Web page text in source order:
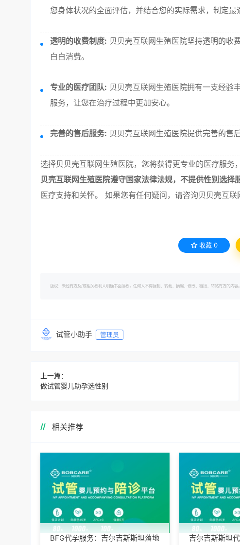
您身体状况的全面评估，并结合您的实际需求，制定最
透明的收费制度: 贝贝壳互联网生殖医院坚持透明的收
白白消费。
专业的医疗团队: 贝贝壳互联网生殖医院拥有一支经验
服务，让您在治疗过程中更加安心。
完善的售后服务: 贝贝壳互联网生殖医院提供完善的售
选择贝贝壳互联网生殖医院，您将获得更专业的医疗服务
贝壳互联网生殖医院遵守国家法律法规，不提供性别选择服
医疗支持和关怀。 如果您有任何疑问，请咨询贝贝壳互联
收藏 0
版权：未经有方及/或相关权利人明确书面授权，任何人不得复制、转载、摘编、修改、链接、转帖有方的
试管小助手 管理员
上一篇：
做试管婴儿助孕选性别
相关推荐
BFG代孕服务：吉尔吉斯斯坦落地
吉尔吉斯斯坦